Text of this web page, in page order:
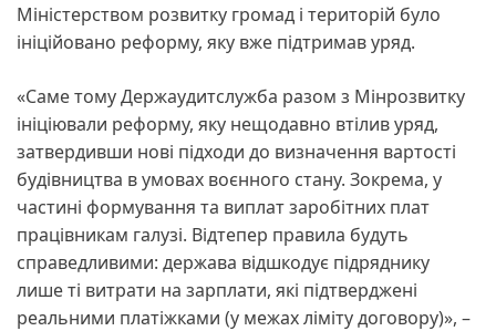
Міністерством розвитку громад і територій було
ініційовано реформу, яку вже підтримав уряд.
«Саме тому Держаудитслужба разом з Мінрозвитку
ініціювали реформу, яку нещодавно втілив уряд,
затвердивши нові підходи до визначення вартості
будівництва в умовах воєнного стану. Зокрема, у
частині формування та виплат заробітних плат
працівникам галузі. Відтепер правила будуть
справедливими: держава відшкодує підряднику
лише ті витрати на зарплати, які підтверджені
реальними платіжками (у межах ліміту договору)», –